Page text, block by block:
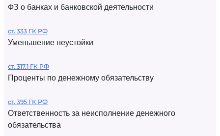
ФЗ о банках и банковской деятельности
ст. 333 ГК РФ
Уменьшение неустойки
ст. 317.1 ГК РФ
Проценты по денежному обязательству
ст. 395 ГК РФ
Ответственность за неисполнение денежного
обязательства